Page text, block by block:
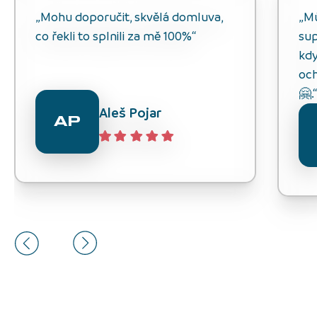
„Mohu doporučit, skvělá domluva,
co řekli to splnili za mě 100%“
AP Aleš Pojar